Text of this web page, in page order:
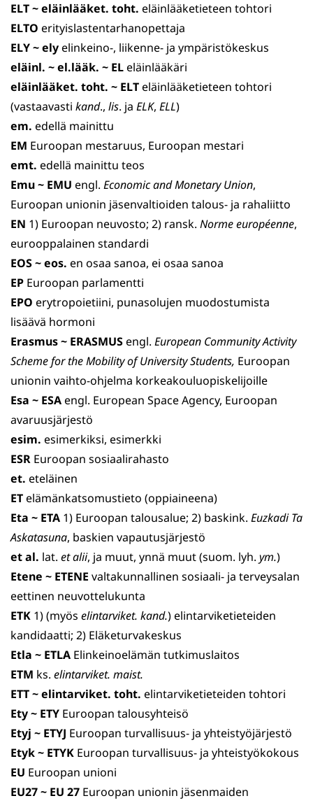
ELT ~ eläinlääket. toht. eläinlääketieteen tohtori
ELTO erityislastentarhanopettaja
ELY ~ elyelinkeino-, liikenne- ja ympäristökeskus
eläinl. ~ el.lääk. ~ ELeläinlääkäri
eläinlääket. toht. ~ ELTeläinlääketieteen tohtori
(vastaavasti kand., lis. ja ELK, ELL)
em. edellä mainittu
EM Euroopan mestaruus, Euroopan mestari
emt. edellä mainittu teos
Emu ~ EMU engl. Economic and Monetary Union,
Euroopan unionin jäsenvaltioiden talous- ja rahaliitto
EN 1) Euroopan neuvosto; 2) ransk. Norme européenne,
eurooppalainen standardi
EOS ~ eos. en osaa sanoa, ei osaa sanoa
EP Euroopan parlamentti
EPO erytropoietiini, punasolujen muodostumista
lisäävä hormoni
Erasmus ~ ERASMUSengl. European Community Activity
Scheme for the Mobility of University Students, Euroopan
unionin vaihto-ohjelma korkeakouluopiskelijoille
Esa ~ ESAengl. European Space Agency, Euroopan
avaruus­järjestö
esim. esimerkiksi, esimerkki
ESR Euroopan sosiaalirahasto
et. eteläinen
ETelämänkatsomustieto (oppiaineena)
Eta ~ ETA 1) Euroopan talousalue; 2) baskink. Euzkadi Ta
Askatasuna, baskien vapautusjärjestö
et al. lat. etalii, ja muut, ynnä muut (suom. lyh. ym.)
Etene ~ ETENE valtakunnallinen sosiaali- ja terveysalan
eettinen neuvottelukunta
ETK 1) (myös elintarviket. kand.) elintarviketieteiden
kandidaatti; 2) Eläketurvakeskus
Etla ~ ETLA Elinkeinoelämän tutkimuslaitos
ETM ks. elintarviket. maist.
ETT ~ elintarviket. toht. elintarviketieteiden tohtori
Ety ~ ETY Euroopan talousyhteisö
Etyj ~ ETYJ Euroopan turvallisuus- ja yhteistyöjärjestö
Etyk ~ ETYK Euroopan turvallisuus- ja yhteistyökokous
EU Euroopan unioni
EU27 ~ EU 27 Euroopan unionin jäsenmaiden